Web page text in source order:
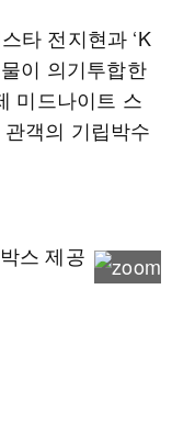
타 전지현과 ‘K
이 의기투합한
미드나이트 스
객의 기립박수